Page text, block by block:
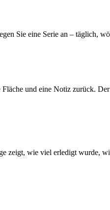
Sie eine Serie an – täglich,
und eine Notiz zurück.
zeigt, wie viel erledigt wurde,